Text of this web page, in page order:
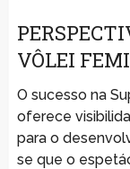
VÔLEI
O sucesso na
oferece
para o
se que o